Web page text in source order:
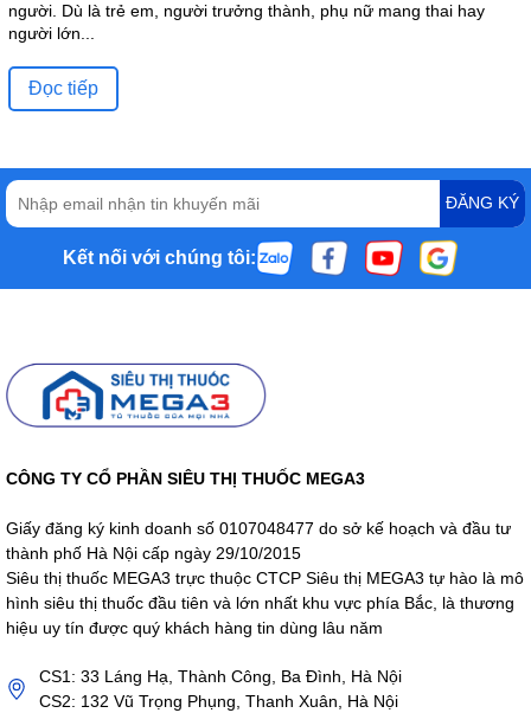
người. Dù là trẻ em, người trưởng thành, phụ nữ mang thai hay
người lớn...
Đọc tiếp
ĐĂNG KÝ
Kết nối với chúng tôi:
CÔNG TY CỔ PHẦN SIÊU THỊ THUỐC MEGA3
Giấy đăng ký kinh doanh số 0107048477 do sở kế hoạch và đầu tư
thành phố Hà Nội cấp ngày 29/10/2015
Siêu thị thuốc MEGA3 trực thuộc CTCP Siêu thị MEGA3 tự hào là mô
hình siêu thị thuốc đầu tiên và lớn nhất khu vực phía Bắc, là thương
hiệu uy tín được quý khách hàng tin dùng lâu năm
CS1: 33 Láng Hạ, Thành Công, Ba Đình, Hà Nội
CS2: 132 Vũ Trọng Phụng, Thanh Xuân, Hà Nội